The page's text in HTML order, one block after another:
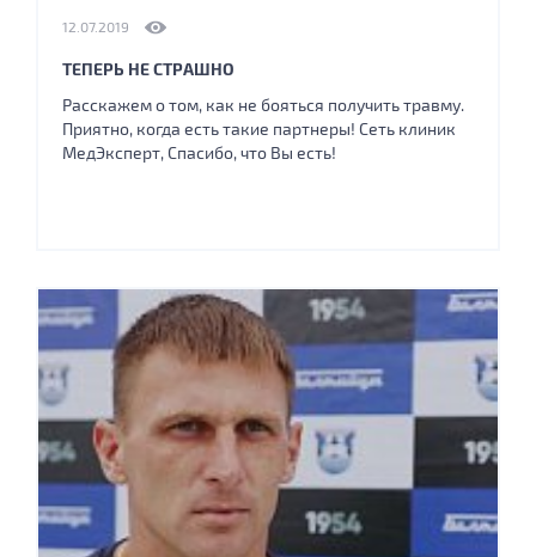
12.07.2019
ТЕПЕРЬ НЕ СТРАШНО
Расскажем о том, как не бояться получить травму.
Приятно, когда есть такие партнеры! Сеть клиник
МедЭксперт, Спасибо, что Вы есть!